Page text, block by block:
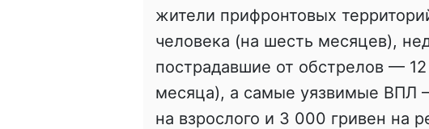
жители прифронтовых
человека (на шесть месяцев),
пострадавшие от обстрелов —
месяца), а самые уязвимые ВПЛ
на взрослого и 3 000 гривен на